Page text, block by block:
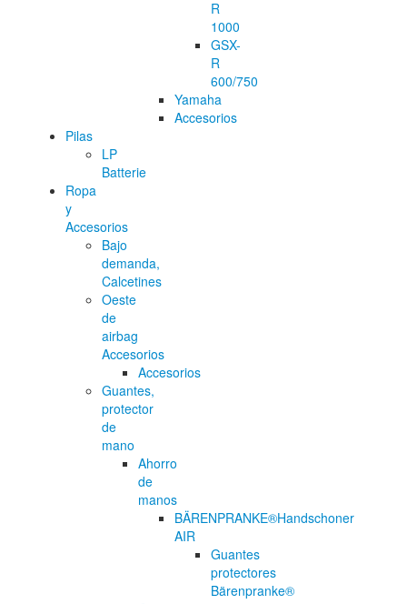
R
1000
GSX-
R
600/750
Yamaha
Accesorios
Pilas
LP
Batterie
Ropa
y
Accesorios
Bajo
demanda,
Calcetines
Oeste
de
airbag
Accesorios
Accesorios
Guantes,
protector
de
mano
Ahorro
de
manos
BÄRENPRANKE®Handschoner
AIR
Guantes
protectores
Bärenpranke®